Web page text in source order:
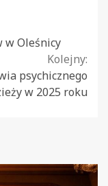
w Oleśnicy
Kolejny:
psychicznego
w 2025 roku